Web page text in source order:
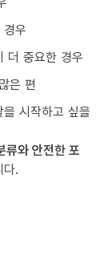
우
더 중요한 경우
은 편
시작하고 싶을
류와 안전한 포
다.